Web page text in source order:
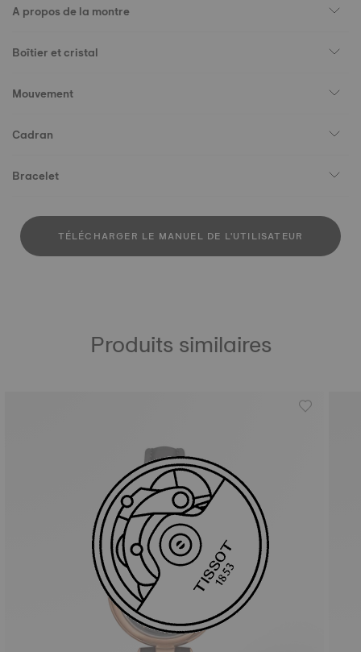
A propos de la montre
Boîtier et cristal
Mouvement
Cadran
Bracelet
TÉLÉCHARGER LE MANUEL DE L'UTILISATEUR
Produits similaires